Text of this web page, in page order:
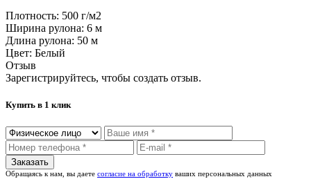
Плотность: 500 г/м2
Ширина рулона: 6 м
Длина рулона: 50 м
Цвет: Белый
Отзыв
Зарегистрируйтесь, чтобы создать отзыв.
Купить в 1 клик
Обращаясь к нам, вы даете согласие на обработку ваших персональных данных